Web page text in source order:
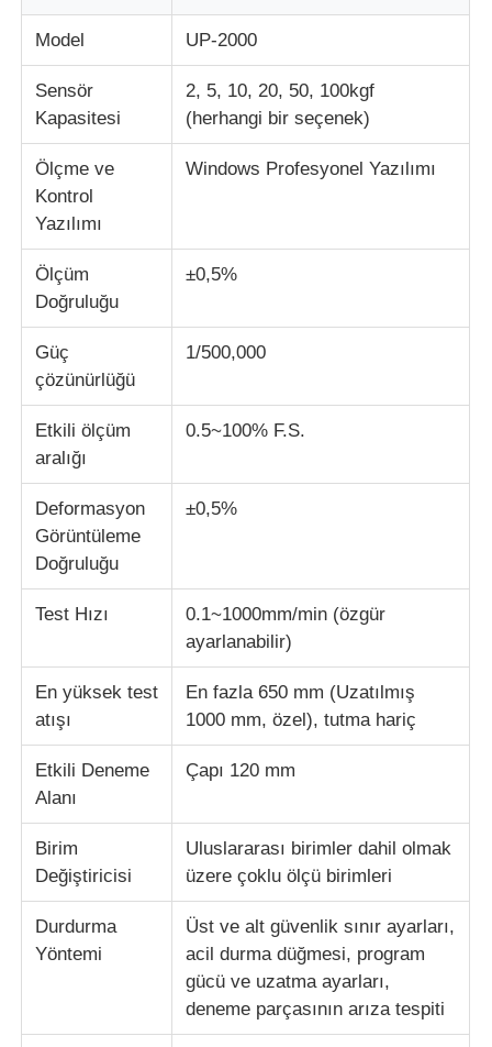
aşınma test makinesi
kauçuk test cihazları
Ayakkabı Test Cihazları
Ambalaj testi ekipmanları
kumaş test makinesi
Sıcaklık ve Nem Kontrol Cihazı
Sertlik denetleyicisi
Model UP-2000
Sensör
Kapasitesi
2, 5, 10, 20, 50, 100kgf
(herhangi bir seçenek)
Ölçme ve
Kontrol
Yazılımı
Windows Profesyonel Yazılımı
Ölçüm
Doğruluğu
±0,5%
Güç
çözünürlüğü
1/500,000
Etkili ölçüm
aralığı
0.5~100% F.S.
Deformasyon
Görüntüleme
Doğruluğu
±0,5%
Test Hızı
0.1~1000mm/min (özgür
ayarlanabilir)
En yüksek test
atışı
En fazla 650 mm (Uzatılmış
1000 mm, özel), tutma hariç
Etkili Deneme
Alanı
Çapı 120 mm
Birim
Değiştiricisi
Uluslararası birimler dahil olmak
üzere çoklu ölçü birimleri
Durdurma
Yöntemi
Üst ve alt güvenlik sınır ayarları,
acil durma düğmesi, program
gücü ve uzatma ayarları,
deneme parçasının arıza tespiti